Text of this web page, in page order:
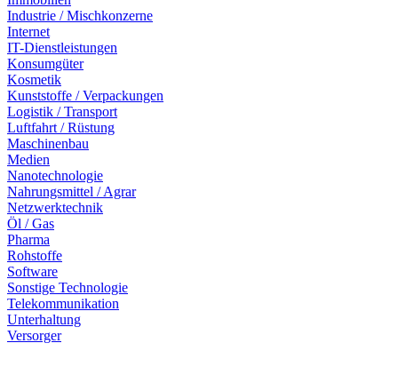
Industrie / Mischkonzerne
Internet
IT-Dienstleistungen
Konsumgüter
Kosmetik
Kunststoffe / Verpackungen
Logistik / Transport
Luftfahrt / Rüstung
Maschinenbau
Medien
Nanotechnologie
Nahrungsmittel / Agrar
Netzwerktechnik
Öl / Gas
Pharma
Rohstoffe
Software
Sonstige Technologie
Telekommunikation
Unterhaltung
Versorger